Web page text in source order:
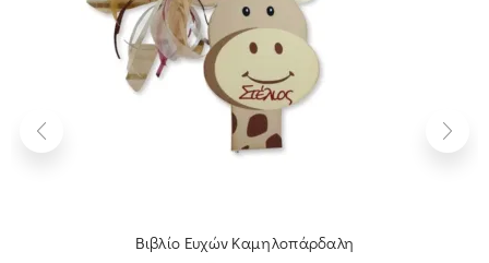
Βιβλίο Ευχών Καμηλοπάρδαλη